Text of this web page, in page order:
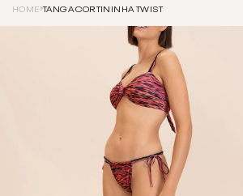
HOME TANGA CORTININHA TWIST